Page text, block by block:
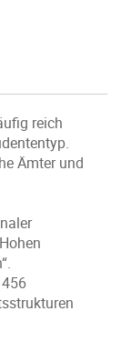
reich
Ämter und